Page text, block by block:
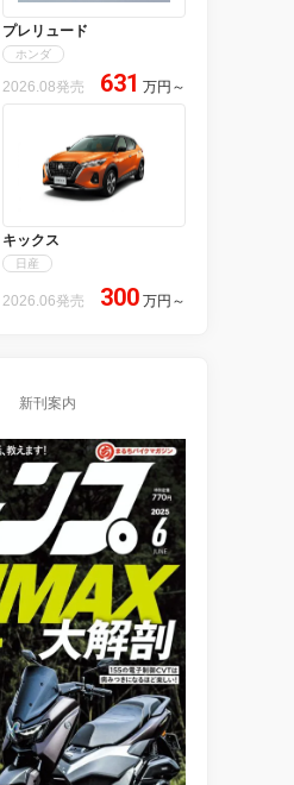
プレリュード
ホンダ
2026.08発売 631 万円 ～
キックス
日産
2026.06発売 300 万円 ～
新刊案内